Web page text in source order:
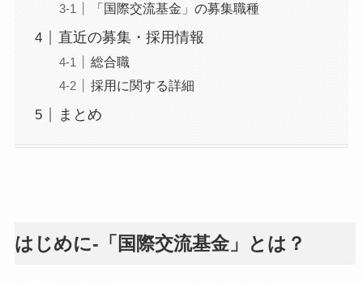
「国際交流基金」の募集職種
直近の募集・採用情報
総合職
採用に関する詳細
まとめ
はじめに-「国際交流基金」とは？